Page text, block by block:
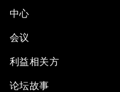
中心
会议
利益相关方
论坛故事